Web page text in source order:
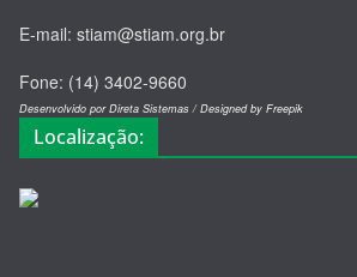
E-mail: stiam@stiam.org.br
Fone: (14) 3402-9660
Desenvolvido por Direta Sistemas /Designed by Freepik
Localização: